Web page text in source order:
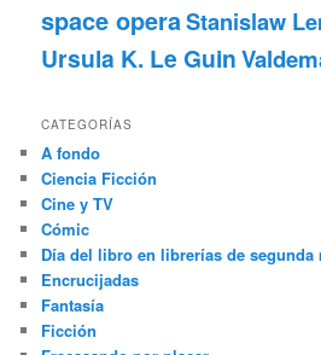
space operaStanislaw
Ursula K. Le Guin
CATEGORÍAS
A fondo
Ciencia Ficción
Cine y TV
Cómic
Día del libro en librerías de segunda
Encrucijadas
Fantasía
Ficción